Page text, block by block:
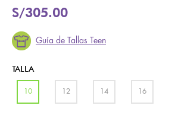
S/305.00
Guía de Tallas Teen
TALLA
10 12 14 16